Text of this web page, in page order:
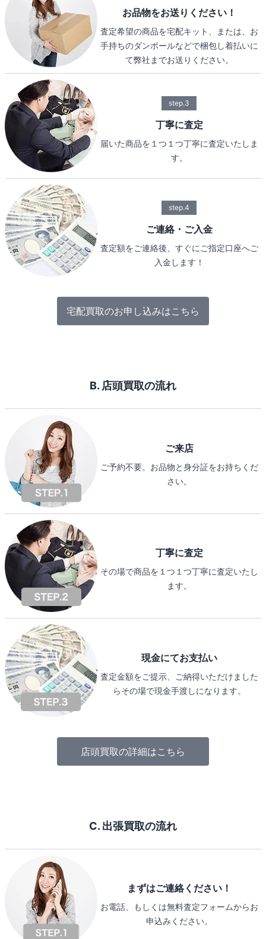
お品物をお送りください！
査定希望の商品を宅配キット、または、お
手持ちのダンボールなどで梱包し着払いに
て弊社までお送りください。
step.3
丁寧に査定
届いた商品を１つ１つ丁寧に査定いたしま
す。
step.4
ご連絡・ご入金
査定額をご連絡後、すぐにご指定口座へご
入金します！
宅配買取のお申し込みはこちら
B. 店頭買取の流れ
ご来店
ご予約不要。お品物と身分証をお持ちくだ
さい。
丁寧に査定
その場で商品を１つ１つ丁寧に査定いたし
ます。
現金にてお支払い
査定金額をご提示、ご納得いただけました
らその場で現金手渡しになります。
店頭買取の詳細はこちら
C. 出張買取の流れ
まずはご連絡ください！
お電話、もしくは無料査定フォームからお
申込みください。